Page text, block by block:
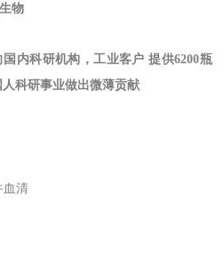
物
内科研机构，工业客户 提供6200瓶
科研事业做出微薄贡献
血清